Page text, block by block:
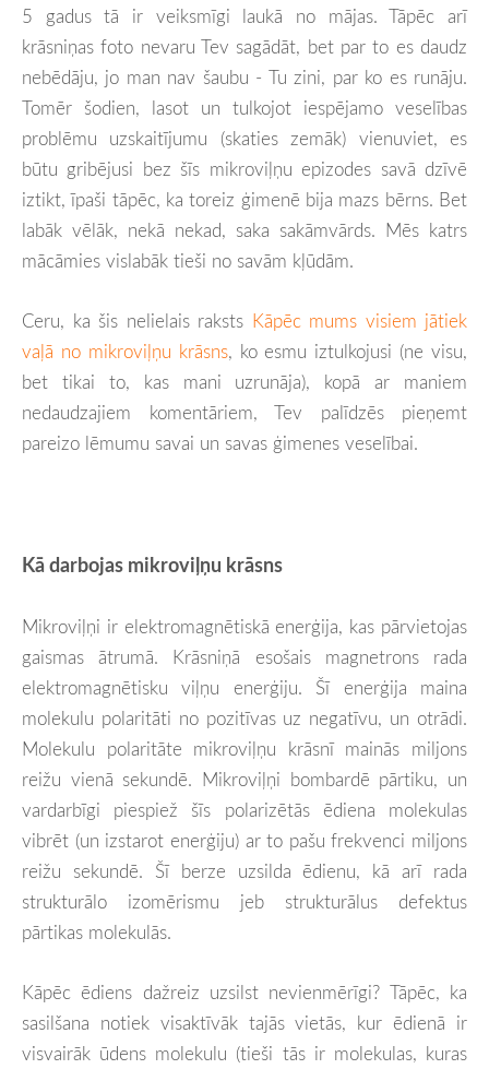
5 gadus tā ir veiksmīgi laukā no mājas. Tāpēc arī
krāsniņas foto nevaru Tev sagādāt, bet par to es daudz
nebēdāju, jo man nav šaubu - Tu zini, par ko es runāju.
Tomēr šodien, lasot un tulkojot iespējamo veselības
problēmu uzskaitījumu (skaties zemāk) vienuviet, es
būtu gribējusi bez šīs mikroviļņu epizodes savā dzīvē
iztikt, īpaši tāpēc, ka toreiz ģimenē bija mazs bērns. Bet
labāk vēlāk, nekā nekad, saka sakāmvārds. Mēs katrs
mācāmies vislabāk tieši no savām kļūdām.
Ceru, ka šis nelielais raksts Kāpēc mums visiem jātiek
vaļā no mikroviļņu krāsns, ko esmu iztulkojusi (ne visu,
bet tikai to, kas mani uzrunāja), kopā ar maniem
nedaudzajiem komentāriem, Tev palīdzēs pieņemt
pareizo lēmumu savai un savas ģimenes veselībai.
Kā darbojas mikroviļņu krāsns
Mikroviļņi ir elektromagnētiskā enerģija, kas pārvietojas
gaismas ātrumā. Krāsniņā esošais magnetrons rada
elektromagnētisku viļņu enerģiju. Šī enerģija maina
molekulu polaritāti no pozitīvas uz negatīvu, un otrādi.
Molekulu polaritāte mikroviļņu krāsnī mainās miljons
reižu vienā sekundē. Mikroviļņi bombardē pārtiku, un
vardarbīgi piespiež šīs polarizētās ēdiena molekulas
vibrēt (un izstarot enerģiju) ar to pašu frekvenci miljons
reižu sekundē. Šī berze uzsilda ēdienu, kā arī rada
strukturālo izomērismu jeb strukturālus defektus
pārtikas molekulās.
Kāpēc ēdiens dažreiz uzsilst nevienmērīgi? Tāpēc, ka
sasilšana notiek visaktīvāk tajās vietās, kur ēdienā ir
visvairāk ūdens molekulu (tieši tās ir molekulas, kuras